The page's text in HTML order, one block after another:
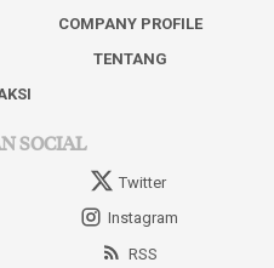
COMPANY PROFILE
TENTANG
SOCIAL
Twitter
Instagram
RSS